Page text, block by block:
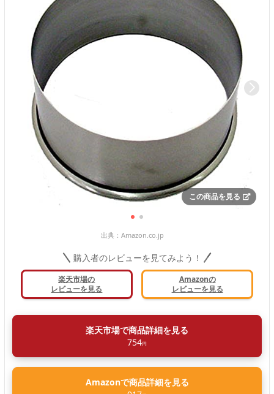
この商品を見る
出典： Amazon.co.jp
購入者のレビューを見てみよう！
楽天市場の
レビューを見る
Amazonの
レビューを見る
楽天市場で商品詳細を見る
754円
Amazonで商品詳細を見る